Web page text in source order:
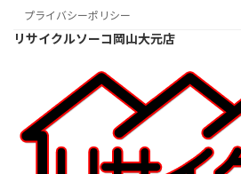
プライバシーポリシー
リサイクルソーコ岡山大元店